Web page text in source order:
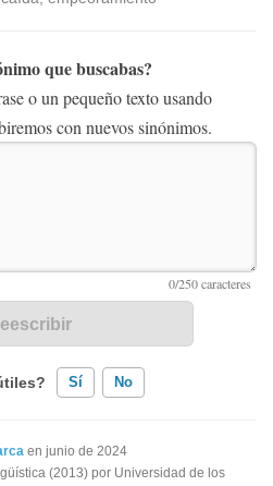
que buscabas?
o un pequeño texto usando
con nuevos sinónimos.
Sí No
en junio de 2024
(2013) por Universidad de los